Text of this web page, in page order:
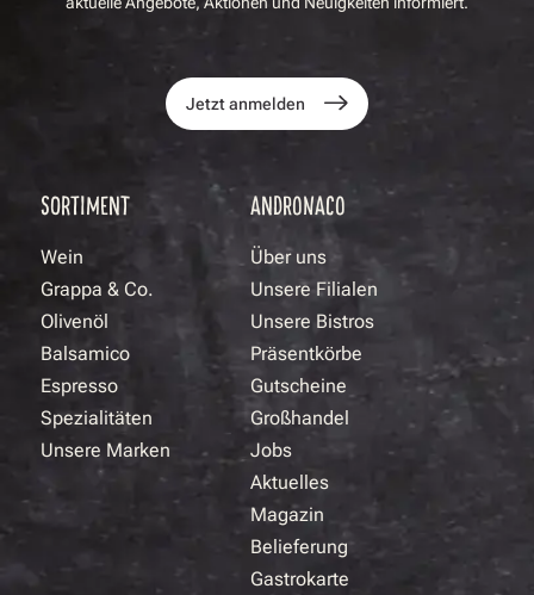
Jetzt anmelden
SORTIMENT
Wein
Grappa & Co.
Olivenöl
Balsamico
Espresso
Spezialitäten
Unsere Marken
ANDRONACO
Über uns
Unsere Filialen
Unsere Bistros
Präsentkörbe
Gutscheine
Großhandel
Jobs
Aktuelles
Magazin
Belieferung
Gastrokarte